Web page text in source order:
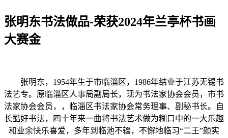
张明东书法做品-荣获2024年兰亭杯书画
大赛金
张明东，1954年生于市临淄区，1986年结业于江苏无锡书
法艺专。原临淄区人事局副局长，现为书法家协会会员，市书
法家协会会员，，临淄区书法家协会常务理事、副秘书长。自
长酷好书法，四十年来一曲将书法艺术做为糊口中的一大乐趣
和业余快乐喜爱，多年到临池不辍，不懈地临习“二王”颜实